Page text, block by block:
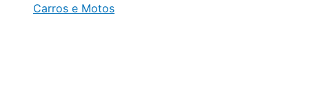
Carros e Motos